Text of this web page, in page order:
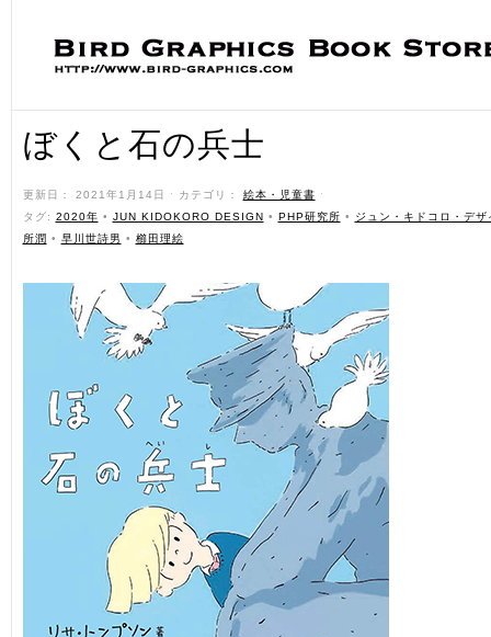
ぼくと石の兵士
更新日： 2021年1月14日 ˑ カテゴリ： 絵本・児童書 ˑ
タグ: 2020年 • JUN KIDOKORO DESIGN • PHP研究所 •
ジュン・キドコロ・デザ
所潤 • 早川世詩男 • 櫛田理絵